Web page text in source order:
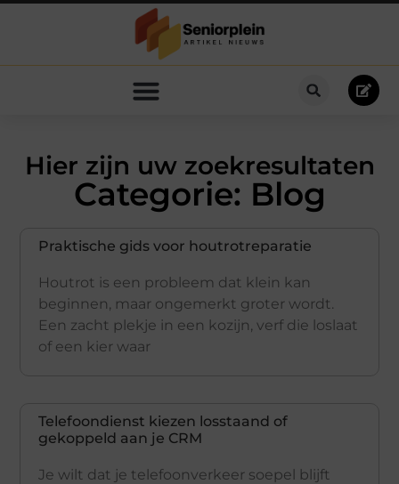
Hier zijn uw zoekresultaten
Categorie: Blog
Praktische gids voor houtrotreparatie
Houtrot is een probleem dat klein kan
beginnen, maar ongemerkt groter wordt.
Een zacht plekje in een kozijn, verf die loslaat
of een kier waar
Telefoondienst kiezen losstaand of
gekoppeld aan je CRM
Je wilt dat je telefoonverkeer soepel blijft